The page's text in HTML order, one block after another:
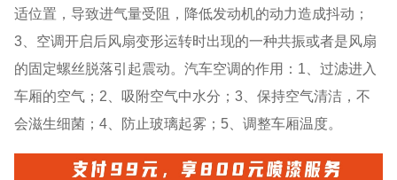
适位置，导致进气量受阻，降低发动机的动力造成抖动；
3、空调开启后风扇变形运转时出现的一种共振或者是风扇
的固定螺丝脱落引起震动。汽车空调的作用：1、过滤进入
车厢的空气；2、吸附空气中水分；3、保持空气清洁，不
会滋生细菌；4、防止玻璃起雾；5、调整车厢温度。